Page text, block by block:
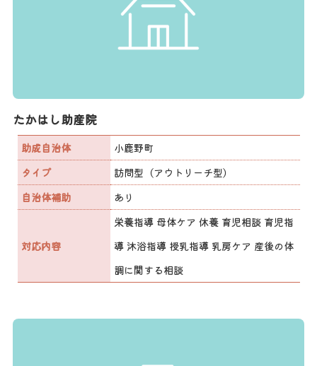
たかはし助産院
助成自治体
小鹿野町
タイプ
訪問型（アウトリーチ型）
自治体補助
あり
対応内容
栄養指導 母体ケア 休養 育児相談 育児指
導 沐浴指導 授乳指導 乳房ケア 産後の体
調に関する相談